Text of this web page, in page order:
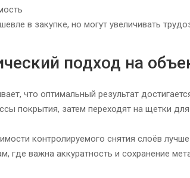
в закупке, но могут увеличивать
подход на
что оптимальный результат
покрытия, затем переходят на щетки
контролируемого снятия слоёв
где важна аккуратность и сохранение